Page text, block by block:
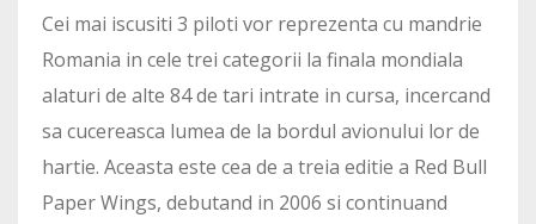
Cei mai iscusiti 3 piloti vor reprezenta cu mandrie
Romania in cele trei categorii la finala mondiala
alaturi de alte 84 de tari intrate in cursa, incercand
sa cucereasca lumea de la bordul avionului lor de
hartie. Aceasta este cea de a treia editie a Red Bull
Paper Wings, debutand in 2006 si continuand